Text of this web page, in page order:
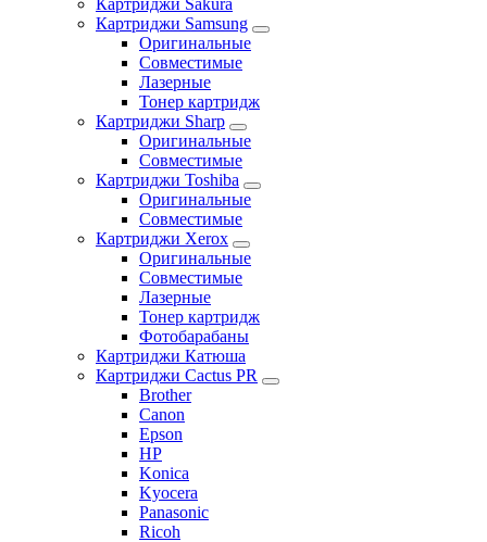
Картриджи Sakura
Картриджи Samsung
Оригинальные
Совместимые
Лазерные
Тонер картридж
Картриджи Sharp
Оригинальные
Совместимые
Картриджи Toshiba
Оригинальные
Совместимые
Картриджи Xerox
Оригинальные
Совместимые
Лазерные
Тонер картридж
Фотобарабаны
Картриджи Катюша
Картриджи Cactus PR
Brother
Canon
Epson
HP
Konica
Kyocera
Panasonic
Ricoh